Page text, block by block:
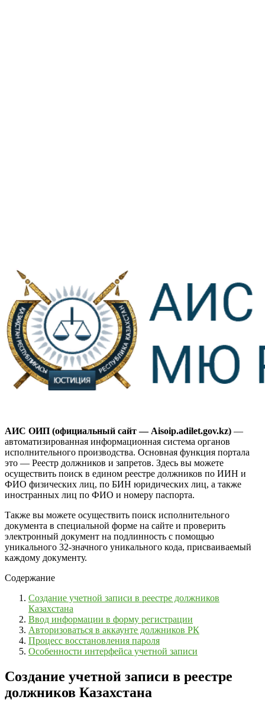
АИС ОИП (официальный сайт — Aisoip.adilet.gov.kz) —
автоматизированная информационная система органов
исполнительного производства. Основная функция портала
это — Реестр должников и запретов. Здесь вы можете
осуществить поиск в едином реестре должников по ИИН и
ФИО физических лиц, по БИН юридических лиц, а также
иностранных лиц по ФИО и номеру паспорта.
Также вы можете осуществить поиск исполнительного
документа в специальной форме на сайте и проверить
электронный документ на подлинность с помощью
уникального 32-значного уникального кода, присваиваемый
каждому документу.
Содержание
Создание учетной записи в реестре должников
Казахстана
Ввод информации в форму регистрации
Авторизоваться в аккаунте должников РК
Процесс восстановления пароля
Особенности интерфейса учетной записи
Создание учетной записи в реестре
должников Казахстана